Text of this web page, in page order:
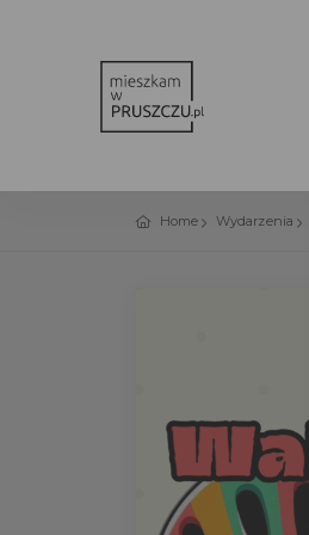
Home Wydarzenia